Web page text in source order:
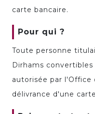
carte bancaire.
Pour qui ?
Toute personne
Dirhams
autorisée par l'Office
délivrance d'une